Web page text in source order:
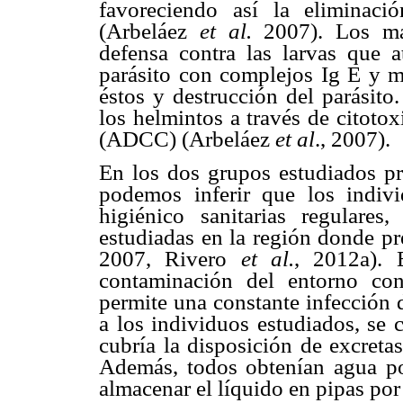
favoreciendo así la
(Arbeláez et al. 2007). Los
defensa contra las larvas que
parásito con complejos Ig E y
éstos y destrucción del
los helmintos a través de
(ADCC) (Arbeláez et al., 2007).
En los dos grupos estudiados
podemos inferir que los
higiénico sanitarias
estudiadas en la región donde
2007, Rivero et al., 2012a).
contaminación del entorno
permite una constante infección
a los individuos estudiados, se
cubría la disposición de
Además, todos obtenían agua
almacenar el líquido en pipas